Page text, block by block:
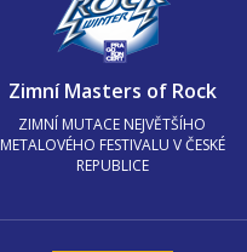
Zimní Masters of Rock
ZIMNÍ MUTACE NEJVĚTŠÍHO
METALOVÉHO FESTIVALU V ČESKÉ
REPUBLICE